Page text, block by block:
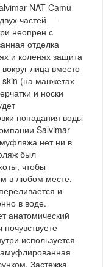
NAT Camu
частей ―
неопрен с
отделка
и коленях защита
лица вместо
skin (на манжетах
и носки
попадания воды
Salvimar
нет ни в
был
чтобы
в любом месте.
и
в воде.
анатомический
используется
Застежка